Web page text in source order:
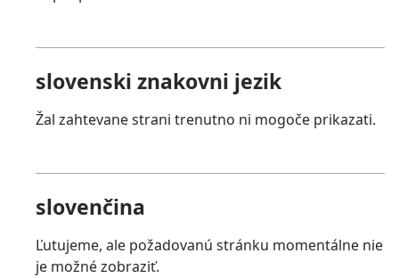
slovenski znakovni jezik
Žal zahtevane strani trenutno ni mogoče prikazati.
slovenčina
Ľutujeme, ale požadovanú stránku momentálne nie
je možné zobraziť.